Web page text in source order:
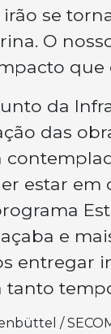
se
O
que
da
das
estar em
e
entregar